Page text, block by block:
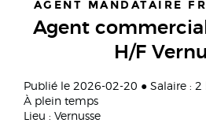
AGENT MANDATAIRE
Agent
H/F
Publié le 2026-02-20 ● Salaire :
À plein temps
Lieu : Vernusse